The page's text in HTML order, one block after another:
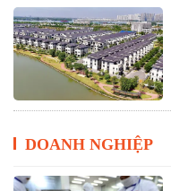
DOANH NGHIỆP